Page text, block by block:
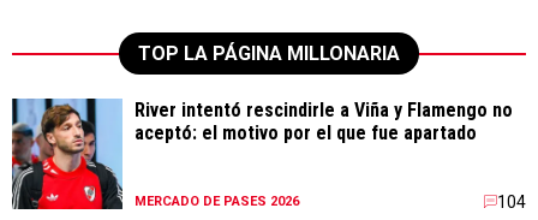
TOP LA PÁGINA MILLONARIA
River intentó rescindirle a Viña y Flamengo no
aceptó: el motivo por el que fue apartado
MERCADO DE PASES 2026 104